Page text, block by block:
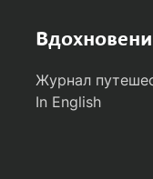
Журнал
In English